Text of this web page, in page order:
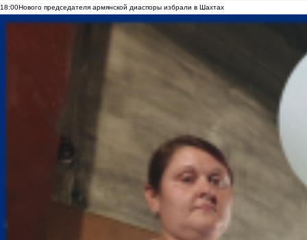
18:00Нового председателя армянской диаспоры избрали в Шахтах